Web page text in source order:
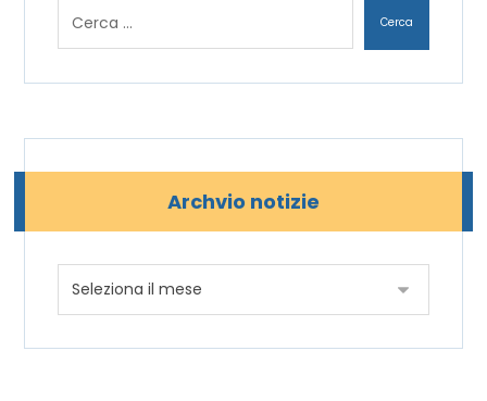
Archvio notizie